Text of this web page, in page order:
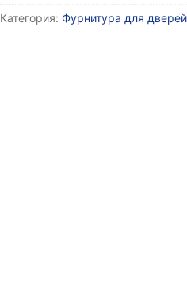
Категория: Фурнитура для